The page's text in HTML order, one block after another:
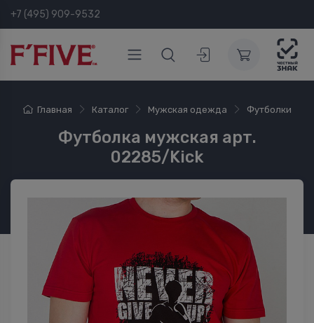
+7 (495) 909-9532
Главная Каталог Мужская одежда Футболки
Футболка мужская арт.
02285/Kick